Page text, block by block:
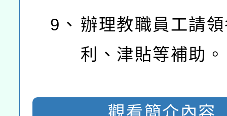
9、 辦理教職員工請
利、津貼等補助。